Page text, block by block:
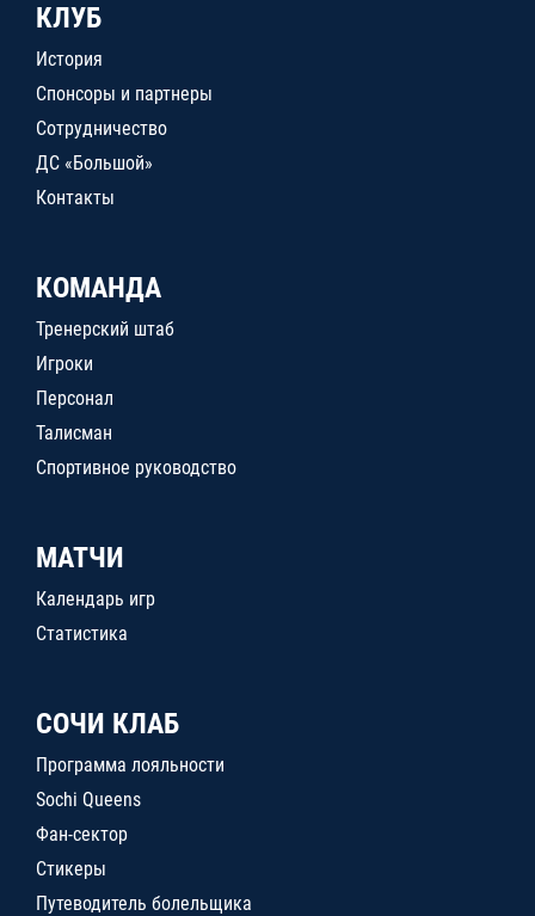
КЛУБ
История
Спонсоры и партнеры
Сотрудничество
ДС «Большой»
Контакты
КОМАНДА
Тренерский штаб
Игроки
Персонал
Талисман
Спортивное руководство
МАТЧИ
Календарь игр
Статистика
СОЧИ КЛАБ
Программа лояльности
Sochi Queens
Фан-сектор
Стикеры
Путеводитель болельщика